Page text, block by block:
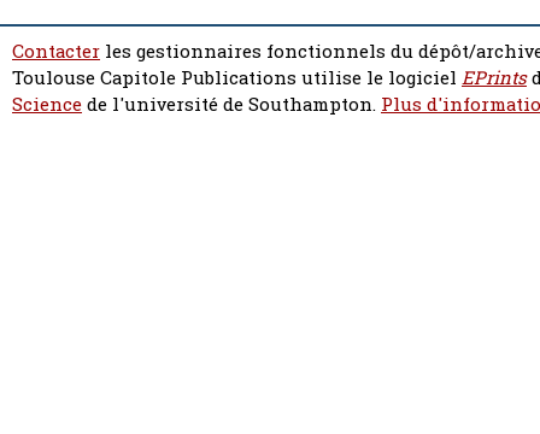
Contacter les gestionnaires fonctionnels du dépôt/
Toulouse Capitole Publications utilise le logiciel EPrints
Sciencede l'université de Southampton. Plus